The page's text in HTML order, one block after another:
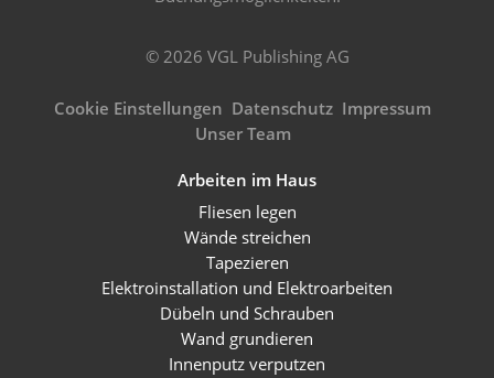
© 2026 VGL Publishing AG
Cookie Einstellungen Datenschutz Impressum
Unser Team
Arbeiten im Haus
Fliesen legen
Wände streichen
Tapezieren
Elektroinstallation und Elektroarbeiten
Dübeln und Schrauben
Wand grundieren
Innenputz verputzen